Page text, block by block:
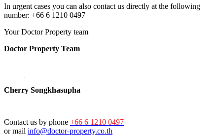
In urgent cases you can also contact us directly at the following
number: +66 6 1210 0497
Your Doctor Property team
Doctor Property Team
Cherry Songkhasupha
Contact us by phone +66 6 1210 0497
or mail info@doctor-property.co.th